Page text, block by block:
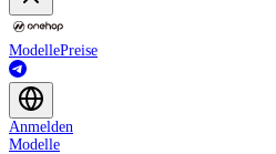
ModellePreise
Anmelden
Modelle